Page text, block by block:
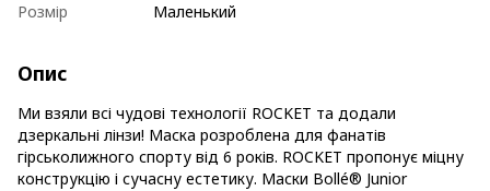
Розмір
Маленький
Опис
Ми взяли всі чудові технології ROCKET та додали
дзеркальні лінзи! Маска розроблена для фанатів
гірськолижного спорту від 6 років. ROCKET пропонує міцну
конструкцію і сучасну естетику. Маски Bollé® Junior